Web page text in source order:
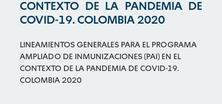
CONTEXTO DE LA PANDEMIA DE
COVID-19. COLOMBIA 2020
LINEAMIENTOS GENERALES PARA EL PROGRAMA
AMPLIADO DE INMUNIZACIONES (PAI) EN EL
CONTEXTO DE LA PANDEMIA DE COVID-19.
COLOMBIA 2020